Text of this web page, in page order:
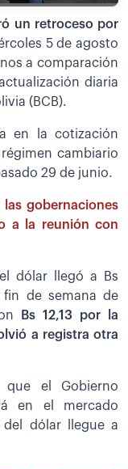
un retroceso por
5 de agosto
a comparación
diaria
(BCB).
en la cotización
cambiario
29 de junio.
las gobernaciones
a la reunión con
dólar llegó a Bs
fin de semana de
Bs 12,13 por la
a registra otra
el Gobierno
en el mercado
dólar llegue a